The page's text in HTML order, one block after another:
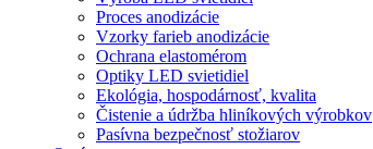
Proces anodizácie
Vzorky farieb anodizácie
Ochrana elastomérom
Optiky LED svietidiel
Ekológia, hospodárnosť, kvalita
Čistenie a údržba hliníkových výrobkov
Pasívna bezpečnosť stožiarov